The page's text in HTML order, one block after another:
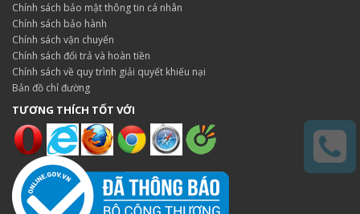
Chính sách bảo mật thông tin cá nhân
Chính sách bảo hành
Chính sách vận chuyển
Chính sách đổi trả và hoàn tiền
Chính sách về quy trình giải quyết khiếu nại
Bản đồ chỉ đường
TƯƠNG THÍCH TỐT VỚI